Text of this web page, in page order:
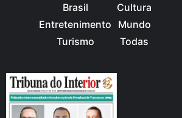
Brasil
Entretenimento
Turismo
Cultura
Mundo
Todas